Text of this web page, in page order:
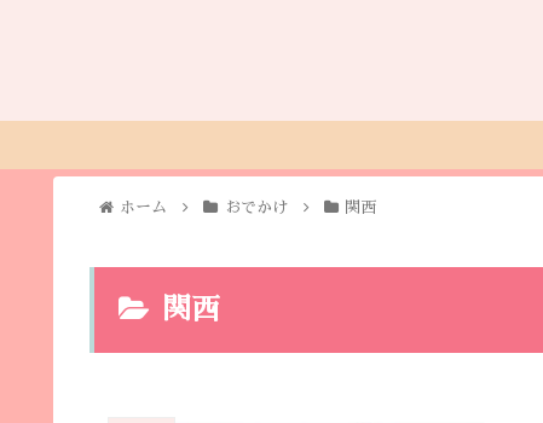
ホーム おでかけ 関西
関西